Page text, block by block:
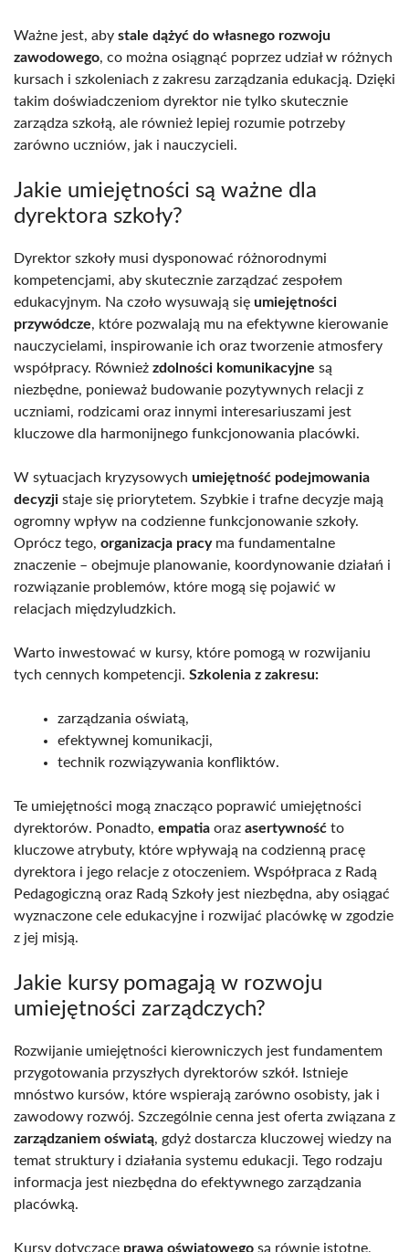
Ważne jest, aby stale dążyć do własnego rozwoju
zawodowego, co można osiągnąć poprzez udział w różnych
kursach i szkoleniach z zakresu zarządzania edukacją. Dzięki
takim doświadczeniom dyrektor nie tylko skutecznie
zarządza szkołą, ale również lepiej rozumie potrzeby
zarówno uczniów, jak i nauczycieli.
Jakie umiejętności są ważne dla
dyrektora szkoły?
Dyrektor szkoły musi dysponować różnorodnymi
kompetencjami, aby skutecznie zarządzać zespołem
edukacyjnym. Na czoło wysuwają się umiejętności
przywódcze, które pozwalają mu na efektywne kierowanie
nauczycielami, inspirowanie ich oraz tworzenie atmosfery
współpracy. Również zdolności komunikacyjne są
niezbędne, ponieważ budowanie pozytywnych relacji z
uczniami, rodzicami oraz innymi interesariuszami jest
kluczowe dla harmonijnego funkcjonowania placówki.
W sytuacjach kryzysowych umiejętność podejmowania
decyzji staje się priorytetem. Szybkie i trafne decyzje mają
ogromny wpływ na codzienne funkcjonowanie szkoły.
Oprócz tego, organizacja pracyma fundamentalne
znaczenie – obejmuje planowanie, koordynowanie działań i
rozwiązanie problemów, które mogą się pojawić w
relacjach międzyludzkich.
Warto inwestować w kursy, które pomogą w rozwijaniu
tych cennych kompetencji. Szkolenia z zakresu:
zarządzania oświatą,
efektywnej komunikacji,
technik rozwiązywania konfliktów.
Te umiejętności mogą znacząco poprawić umiejętności
dyrektorów. Ponadto, empatia oraz asertywność to
kluczowe atrybuty, które wpływają na codzienną pracę
dyrektora i jego relacje z otoczeniem. Współpraca z Radą
Pedagogiczną oraz Radą Szkoły jest niezbędna, aby osiągać
wyznaczone cele edukacyjne i rozwijać placówkę w zgodzie
z jej misją.
Jakie kursy pomagają w rozwoju
umiejętności zarządczych?
Rozwijanie umiejętności kierowniczych jest fundamentem
przygotowania przyszłych dyrektorów szkół. Istnieje
mnóstwo kursów, które wspierają zarówno osobisty, jak i
zawodowy rozwój. Szczególnie cenna jest oferta związana z
zarządzaniem oświatą, gdyż dostarcza kluczowej wiedzy na
temat struktury i działania systemu edukacji. Tego rodzaju
informacja jest niezbędna do efektywnego zarządzania
placówką.
Kursy dotyczące prawa oświatowego są równie istotne,